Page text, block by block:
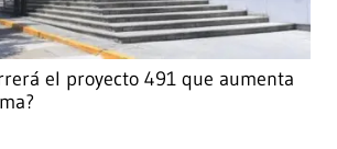
el proyecto 491 que aumenta